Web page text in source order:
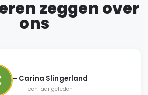
zeggen over
ons
– Carina Slingerland
een jaar geleden